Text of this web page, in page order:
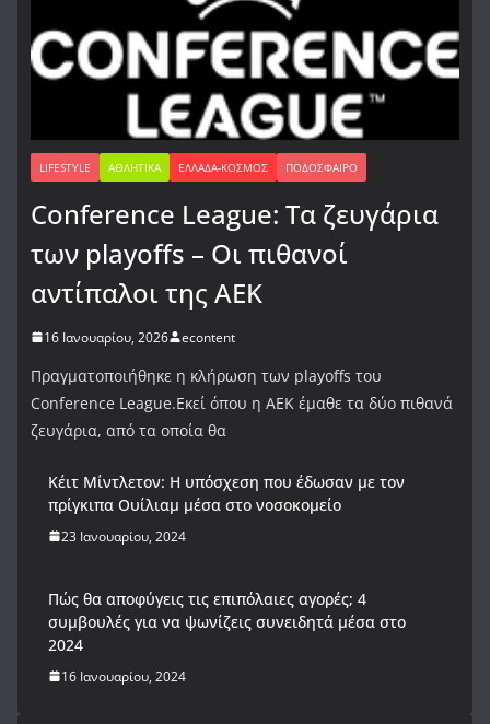
LIFESTYLE ΑΘΛΗΤΙΚΆ ΕΛΛΆΔΑ-ΚΌΣΜΟΣ ΠΟΔΌΣΦΑΙΡΟ
Conference League: Τα ζευγάρια
των playoffs – Οι πιθανοί
αντίπαλοι της ΑΕΚ
16 Ιανουαρίου, 2026 econtent
Πραγματοποιήθηκε η κλήρωση των playoffs του
Conference League.Εκεί όπου η ΑΕΚ έμαθε τα δύο πιθανά
ζευγάρια, από τα οποία θα
Κέιτ Μίντλετον: Η υπόσχεση που έδωσαν με τον
πρίγκιπα Ουίλιαμ μέσα στο νοσοκομείο
23 Ιανουαρίου, 2024
Πώς θα αποφύγεις τις επιπόλαιες αγορές; 4
συμβουλές για να ψωνίζεις συνειδητά μέσα στο
2024
16 Ιανουαρίου, 2024